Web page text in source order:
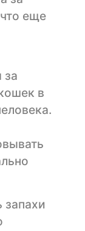
еще
за
в
запахи